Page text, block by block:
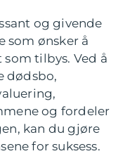
og givende
som ønsker å
tilbys. Ved å
dødsbo,
og fordeler
kan du gjøre
for suksess.